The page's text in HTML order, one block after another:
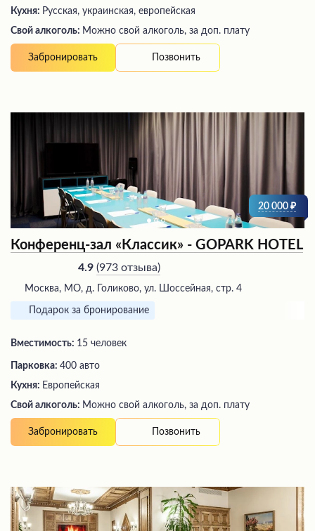
Кухня: Русская, украинская, европейская
Свой алкоголь: Можно свой алкоголь, за доп. плату
Забронировать Позвонить
20 000
Конференц-зал «Классик» - GOPARK HOTEL
4.9 (973 отзыва)
Москва, МО, д. Голиково, ул. Шоссейная, стр. 4
Подарок за бронирование
Вместимость: 15 человек
Парковка: 400 авто
Кухня: Европейская
Свой алкоголь: Можно свой алкоголь, за доп. плату
Забронировать Позвонить